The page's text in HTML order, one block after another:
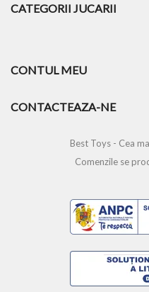
CATEGORII JUCARII
CONTUL MEU
CONTACTEAZA-NE
Best Toys - Cea
Comenzile se